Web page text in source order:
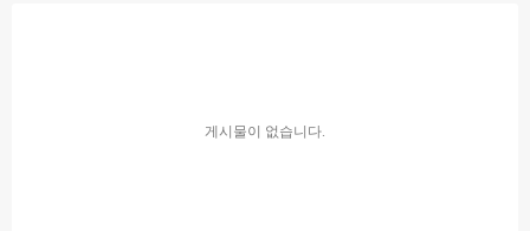
게시물이 없습니다.